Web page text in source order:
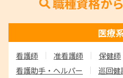
医療
看護師 准看護師 保健師
看護助手・ヘルパー
巡回健